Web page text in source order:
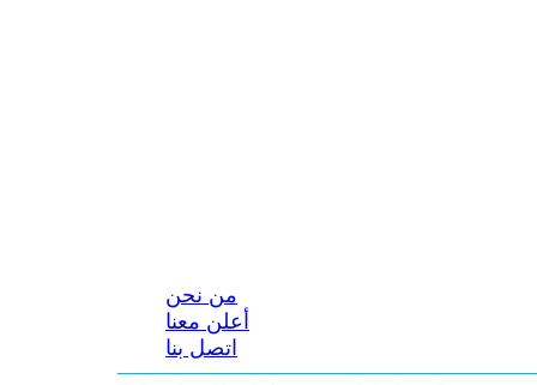
من نحن
أعلن معنا
اتصل بنا